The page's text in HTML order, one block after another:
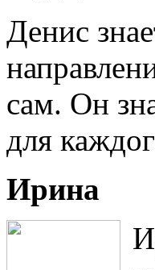
Денис
сам. Он
для
Ирина